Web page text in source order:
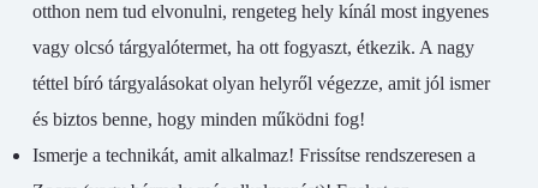
otthon nem tud elvonulni, rengeteg hely kínál most ingyenes
vagy olcsó tárgyalótermet, ha ott fogyaszt, étkezik. A nagy
téttel bíró tárgyalásokat olyan helyről végezze, amit jól ismer
és biztos benne, hogy minden működni fog!
Ismerje a technikát, amit alkalmaz! Frissítse rendszeresen a